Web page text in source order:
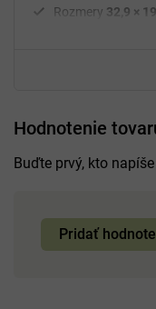
Rozmery 32,9 ×
Hodnotenie
Buďte prvý, kto
Pridať